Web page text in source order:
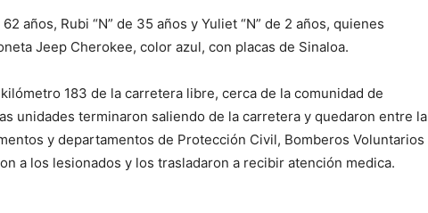
años, Rubi “N” de 35 años y Yuliet “N” de 2 años, quienes
Jeep Cherokee, color azul, con placas de Sinaloa.
183 de la carretera libre, cerca de la comunidad de
unidades terminaron saliendo de la carretera y quedaron entre la
y departamentos de Protección Civil, Bomberos Voluntarios
a los lesionados y los trasladaron a recibir atención medica.